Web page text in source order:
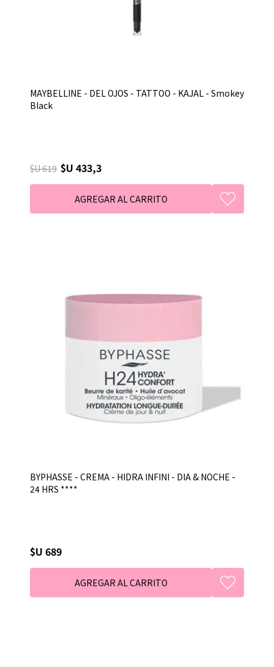
MAYBELLINE - DEL OJOS - TATTOO - KAJAL - Smokey
Black
$U 619 $U 433,3
BYPHASSE - CREMA - HIDRA INFINI - DIA & NOCHE -
24 HRS ****
$U 689